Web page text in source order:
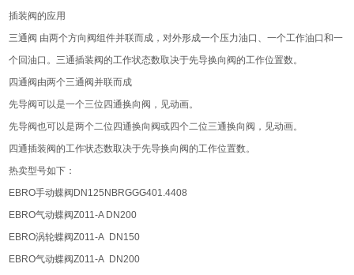
插装阀的应用
三通阀 由两个方向阀组件并联而成，对外形成一个压力油口、一个工作油口和一
个回油口。三通插装阀的工作状态数取决于先导换向阀的工作位置数。
四通阀由两个三通阀并联而成
先导阀可以是一个三位四通换向阀，见动画。
先导阀也可以是两个二位四通换向阀或四个二位三通换向阀，见动画。
四通插装阀的工作状态数取决于先导换向阀的工作位置数。
热卖型号如下：
EBRO手动蝶阀DN125NBRGGG401.4408
EBRO气动蝶阀Z011-A DN200
EBRO涡轮蝶阀Z011-A DN150
EBRO气动蝶阀Z011-A DN200